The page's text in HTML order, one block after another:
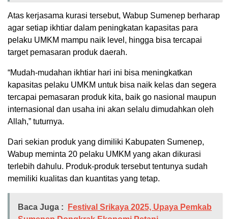
Atas kerjasama kurasi tersebut, Wabup Sumenep berharap
agar setiap ikhtiar dalam peningkatan kapasitas para
pelaku UMKM mampu naik level, hingga bisa tercapai
target pemasaran produk daerah.
“Mudah-mudahan ikhtiar hari ini bisa meningkatkan
kapasitas pelaku UMKM untuk bisa naik kelas dan segera
tercapai pemasaran produk kita, baik go nasional maupun
internasional dan usaha ini akan selalu dimudahkan oleh
Allah,” tuturnya.
Dari sekian produk yang dimiliki Kabupaten Sumenep,
Wabup meminta 20 pelaku UMKM yang akan dikurasi
terlebih dahulu. Produk-produk tersebut tentunya sudah
memiliki kualitas dan kuantitas yang tetap.
Baca Juga :
Festival Srikaya 2025, Upaya Pemkab